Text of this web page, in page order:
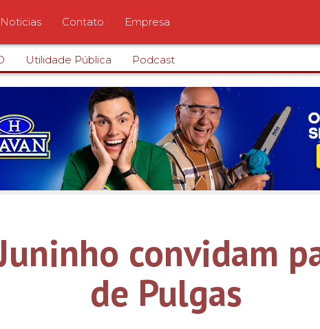
Noticias Contato Empresa
Utilidade Pública Podcast
convidam
de Pulgas